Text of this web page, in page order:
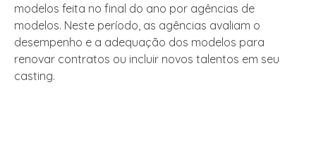
modelos feita no final do ano por agências de
modelos. Neste período, as agências avaliam o
desempenho e a adequação dos modelos para
renovar contratos ou incluir novos talentos em seu
casting.